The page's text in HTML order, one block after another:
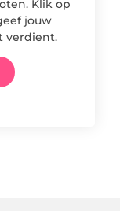
Klik op
jouw
verdient.